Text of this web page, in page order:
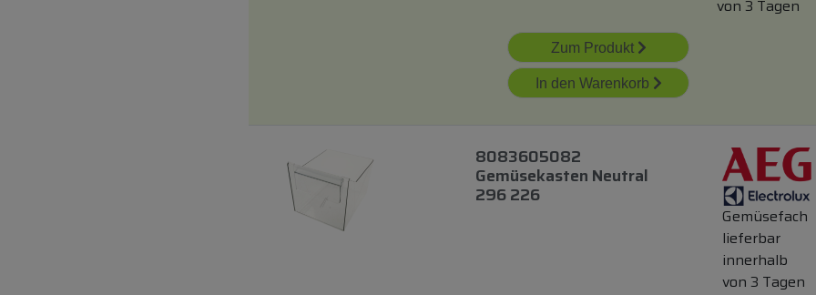
von 3 Tagen
Zum Produkt
In den Warenkorb
8083605082
Gemüsekasten Neutral
296 226
Gemüsefach
lieferbar
innerhalb
von 3 Tagen